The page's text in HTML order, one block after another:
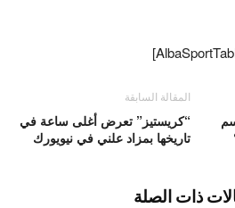
المقالة السابقة
“كريستيز” تعرض أغلى ساعة في
تاريخها بمزاد علني في نيويورك
ذات الصلة